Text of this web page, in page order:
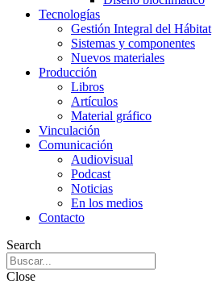
Tecnologías
Gestión Integral del Hábitat
Sistemas y componentes
Nuevos materiales
Producción
Libros
Artículos
Material gráfico
Vinculación
Comunicación
Audiovisual
Podcast
Noticias
En los medios
Contacto
Search
Close